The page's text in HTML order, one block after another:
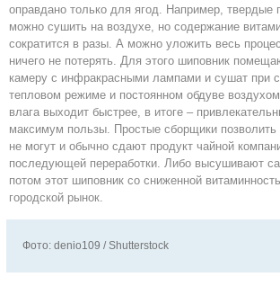
оправдано только для ягод. Например, твердые
можно сушить на воздухе, но содержание
сократится в разы. А можно уложить весь
ничего не потерять. Для этого шиповник
камеру с инфракрасными лампами и сушат при
тепловом режиме и постоянном обдуве
влага выходит быстрее, в итоге –
максимум пользы. Простые сборщики
не могут и обычно сдают продукт чайной
последующей переработки. Либо высушивают
потом этот шиповник со сниженной
городской рынок.
Фото: denio109 / Shutterstock